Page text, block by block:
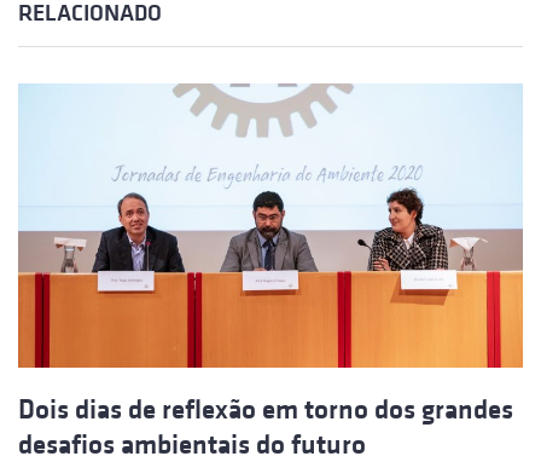
RELACIONADO
Dois dias de reflexão em torno dos grandes
desafios ambientais do futuro